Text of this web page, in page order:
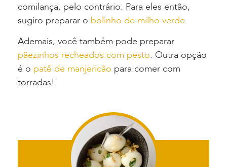
comilança, pelo contrário. Para eles então,
sugiro preparar o bolinho de milho verde.
Ademais, você também pode preparar
pãezinhos recheados com pesto. Outra opção
é o patê de manjericão para comer com
torradas!